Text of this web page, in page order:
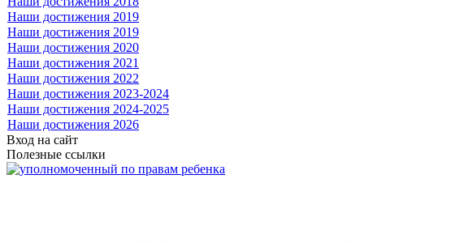
Наши достижения 2019
Наши достижения 2019
Наши достижения 2020
Наши достижения 2021
Наши достижения 2022
Наши достижения 2023-2024
Наши достижения 2024-2025
Наши достижения 2026
Вход на сайт
Полезные ссылки